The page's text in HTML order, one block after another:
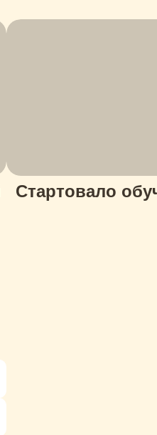
Стартовало